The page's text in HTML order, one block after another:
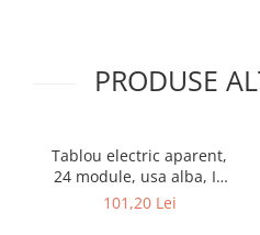
Surse de iluminat tehnic si
Iluminat de siguranta
Iluminat pe sina magnetica
Paneluri LED
PRODUSE
Tablou electric aparent,
24 module, usa alba, IP
40
101,20 Lei